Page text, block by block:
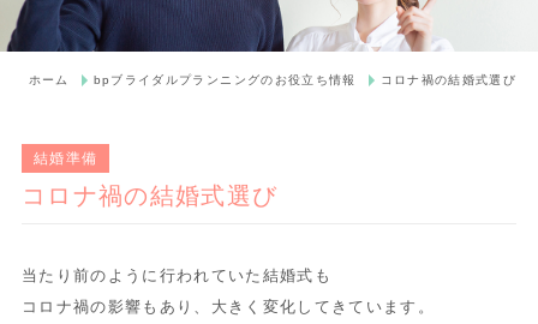
ホーム bpブライダルプランニングのお役立ち情報 コロナ禍の結婚式選び
結婚準備
コロナ禍の結婚式選び
当たり前のように行われていた結婚式も
コロナ禍の影響もあり、大きく変化してきています。